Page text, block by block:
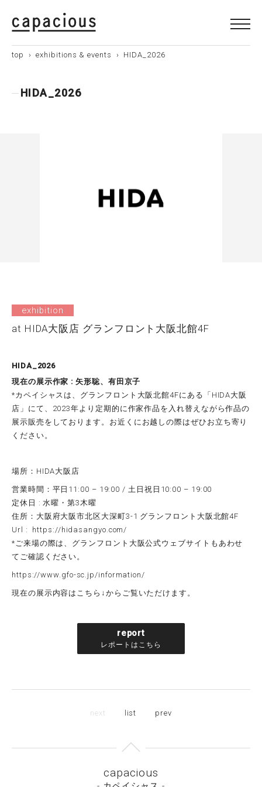
top ›exhibitions & events › HIDA_2026
HIDA_2026
exhibition
at HIDA大阪店 グランフロント大阪北館4F
HIDA_2026
現在の展示作家 : 矢形聡、有田京子
*カペイシャスは、グランフロント大阪北館4Fにある「HIDA大阪
店」にて、2023年より定期的に作家作品を入れ替えながら作品の
展示販売をしております。お近くにお越しの際はぜひお立ち寄り
ください。
場所：HIDA大阪店
営業時間：平日11:00 – 19:00 / 土日祝日10:00 – 19:00
定休日 : 水曜・第3木曜
住所：大阪府大阪市北区大深町3-1 グランフロント大阪北館4F
Url : https://hidasangyo.com/
*ご来場の際は、グランフロント大阪公式ウェブサイトもあわせ
てご確認ください。
https://www.gfo-sc.jp/information/
現在の展示内容はこちら↓からご覧いただけます。
report
レポートはこちら
next list prev
capacious